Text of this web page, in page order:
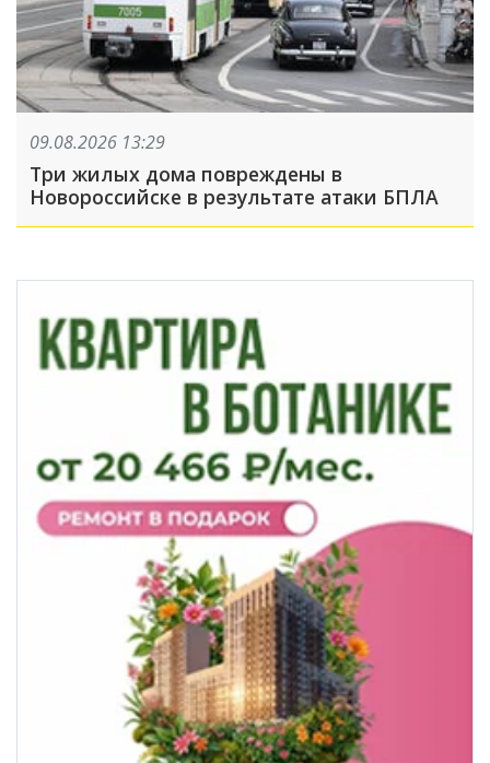
09.08.2026 13:29
Три жилых дома повреждены в
Новороссийске в результате атаки БПЛА